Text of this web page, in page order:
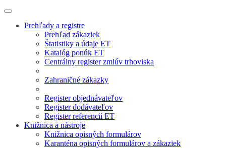
Prehľady a registre
Prehľad zákaziek
Štatistiky a údaje ET
Katalóg ponúk ET
Centrálny register zmlúv trhoviska
Zahraničné zákazky
Register objednávateľov
Register dodávateľov
Register referencií ET
Knižnica a nástroje
Knižnica opisných formulárov
Karanténa opisných formulárov a zákaziek